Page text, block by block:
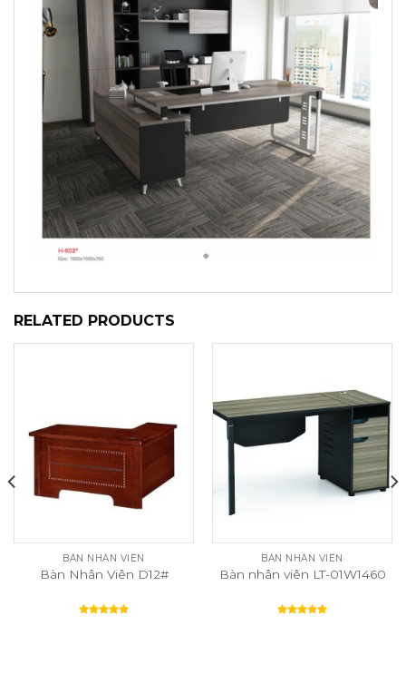
RELATED PRODUCTS
BÀN NHÂN VIÊN
Bàn Nhân Viên D12#
BÀN NHÂN VIÊN
Bàn nhân viên LT-01W1460